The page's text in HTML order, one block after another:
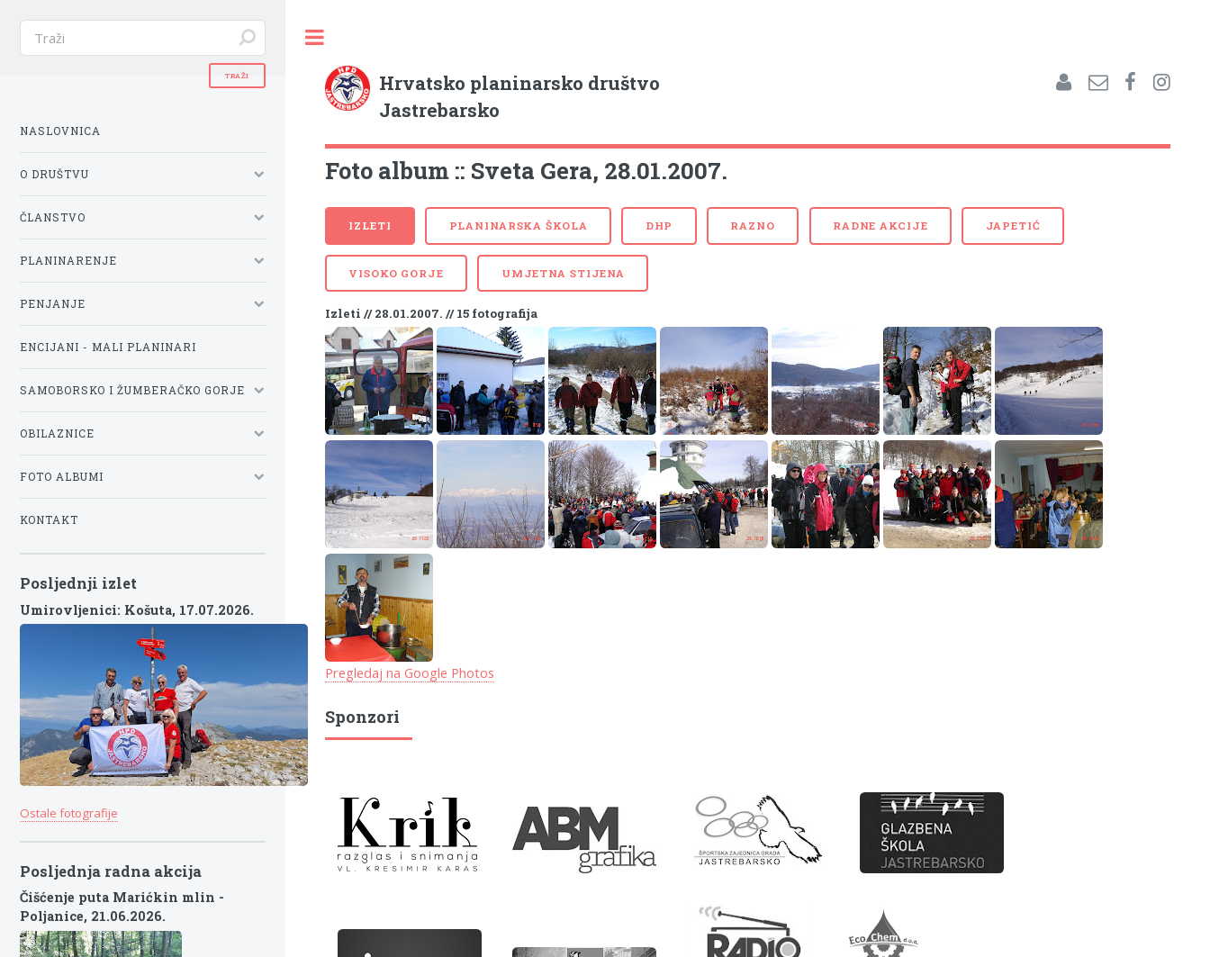
Hrvatsko planinarsko društvo
Jastrebarsko
Foto album :: Sveta Gera, 28.01.2007.
IZLETI PLANINARSKA ŠKOLA DHP RAZNO RADNE AKCIJE JAPETIĆ
VISOKO GORJE UMJETNA STIJENA
Izleti // 28.01.2007. // 15 fotografija
Pregledaj na Google Photos
Sponzori
NASLOVNICA
O DRUŠTVU
ČLANSTVO
PLANINARENJE
PENJANJE
ENCIJANI - MALI PLANINARI
SAMOBORSKO I ŽUMBERAČKO GORJE
OBILAZNICE
FOTO ALBUMI
KONTAKT
Posljednji izlet
Umirovljenici: Košuta, 17.07.2026.
Ostale fotografije
Posljednja radna akcija
Čišćenje puta Marićkin mlin -
Poljanice, 21.06.2026.